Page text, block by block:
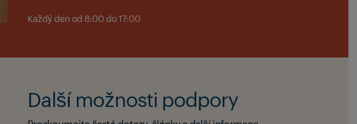
Každý den od 8:00 do 17:00
Další možnosti podpory